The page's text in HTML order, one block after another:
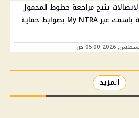
يتيح مراجعة خطوط المحمول
المسجلة باسمك عبر My NTRA بضوابط حماية
المزيد